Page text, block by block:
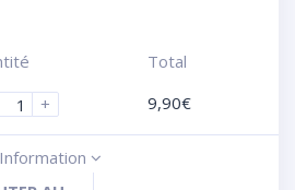
+
Total
9,90€
Information